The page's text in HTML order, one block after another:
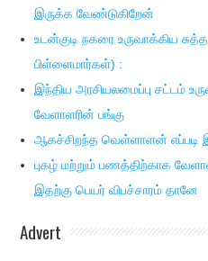
இருக்க வேண்டுகிறேன்
உடன்குடி நகரை உருவாக்கிய
பிள்ளைமார்கள்) :
இந்திய அரசியலமைப்பு சட்டம்
வேளாளரின் பங்கு
ஆகச்சிறந்த வெள்ளாளன் எப்படி
புகழ் மற்றும் பணத்திற்காக
இதற்கு பெயர் விபச்சாரம் தானே
Advert